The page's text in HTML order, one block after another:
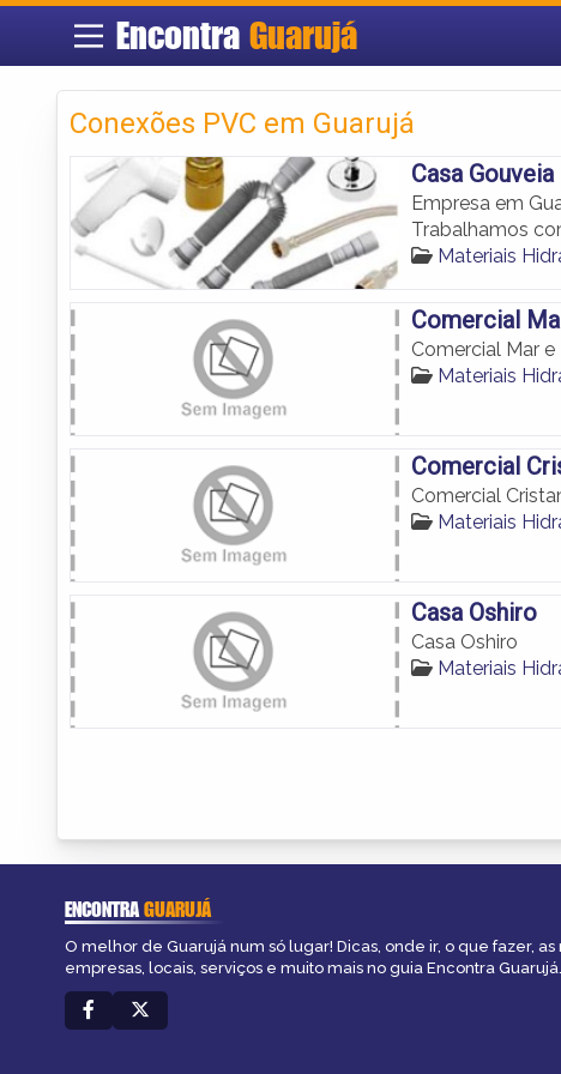
EncontraGuarujá
Conexões PVC em Guarujá
Casa Gouveia
Empresa em
Trabalhamos
Materiais
Comercial
Comercial Mar e
Materiais
Comercial
Comercial
Materiais
Casa Oshiro
Casa Oshiro
Materiais
ENCONTRAGUARUJÁ
O melhor de Guarujá num só lugar! Dicas, onde ir, o que fazer,
empresas, locais, serviços e muito mais no guia Encontra Guarujá.